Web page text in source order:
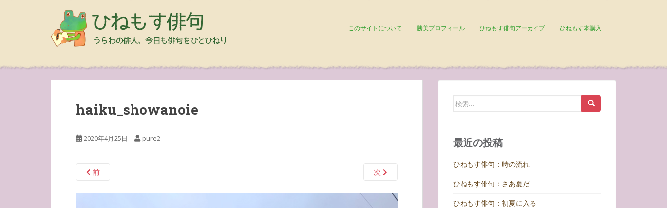
このサイトについて 勝美プロフィール ひねもす俳句アーカイブ ひねもす本購入
haiku_showanoie
2020年4月25日 pure2
前 次
検
最近の投稿
ひねもす俳句：時の流れ
ひねもす俳句：さあ夏だ
ひねもす俳句：初夏に入る